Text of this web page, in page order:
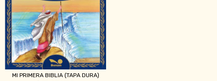
MI PRIMERA BIBLIA (TAPA DURA)